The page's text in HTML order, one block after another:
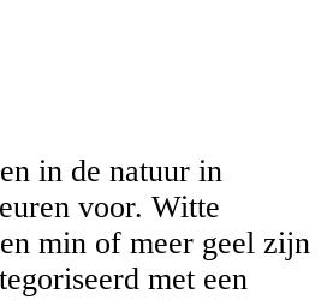
in de natuur in
voor. Witte
min of meer geel zijn
met een